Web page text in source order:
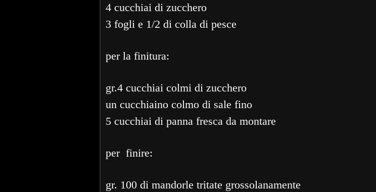
4 cucchiai di zucchero
3 fogli e 1/2 di colla di pesce
per la finitura:
gr.4 cucchiai colmi di zucchero
un cucchiaino colmo di sale fino
5 cucchiai di panna fresca da montare
per finire:
gr. 100 di mandorle tritate grossolanamente